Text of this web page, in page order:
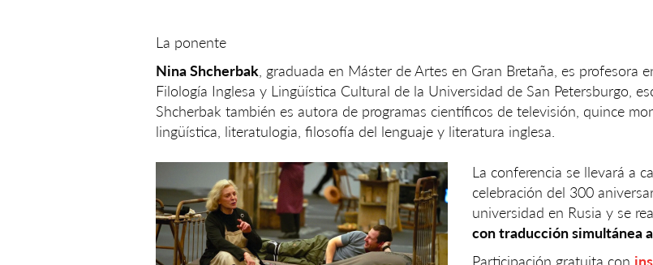
La ponente
Nina Shcherbak , graduada en Máster de Artes en Gran Bretaña, es profesora
Filología Inglesa y Lingüística Cultural de la Universidad de San Petersburgo,
Shcherbak también es autora de programas científicos de televisión, quince
lingüística, literatulogia, filosofía del lenguaje y literatura inglesa.
La conferencia se llevará a
celebración del 300
universidad en Rusia y se
con traducción simultánea
Participación gratuita con